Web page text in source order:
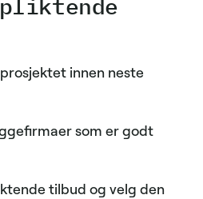
innen neste
som er godt
tilbud og velg den